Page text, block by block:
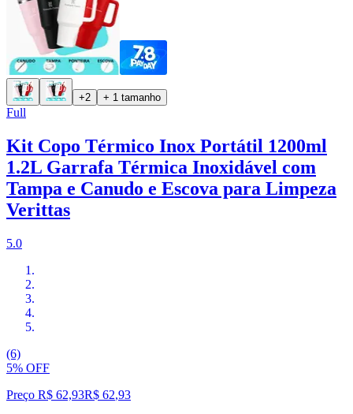
+2 + 1 tamanho
Full
Kit Copo Térmico Inox Portátil 1200ml
1.2L Garrafa Térmica Inoxidável com
Tampa e Canudo e Escova para Limpeza
Verittas
5.0
(6)
5% OFF
Preço R$ 62,93R$ 62,93